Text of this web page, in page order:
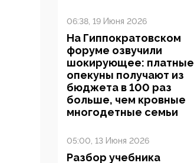
06:38, 19 Июня 2026
На Гиппократовском
форуме озвучили
шокирующее: платные
опекуны получают из
бюджета в 100 раз
больше, чем кровные
многодетные семьи
05:00, 13 Июня 2026
Разбор учебника